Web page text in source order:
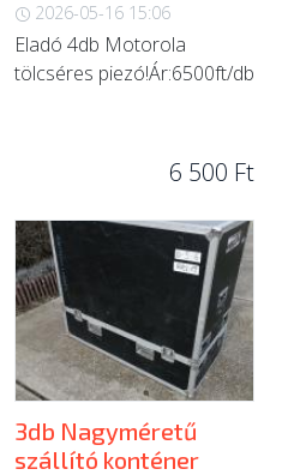
2026-05-16 15:06
Eladó 4db Motorola
tölcséres piezó!Ár:6500ft/db
6 500 Ft
3db Nagyméretű
szállító konténer